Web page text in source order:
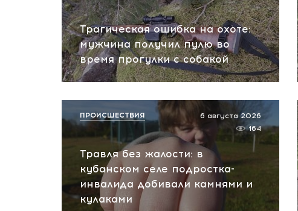
Трагическая ошибка на охоте:
мужчина получил пулю во
время прогулки с собакой
Травля без жалости: в
кубанском селе подростка-
инвалида добивали камнями и
кулаками
6 августа 2026
164
ПРОИСШЕСТВИЯ